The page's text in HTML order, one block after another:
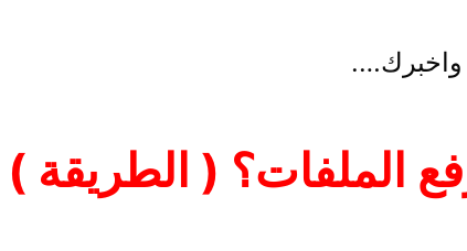
واخبرك….
الملفات؟ ( الطريقة )